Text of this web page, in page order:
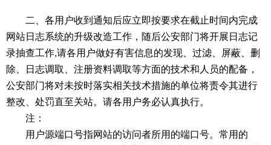
二、各用户收到通知后应立即按要求在截止时间内完成
网站日志系统的升级改造工作，随后公安部门将开展日志记
录抽查工作,请各用户做好有害信息的发现、过滤、屏蔽、删
除、日志调取、注册资料调取等方面的技术和人员的配备，
公安部门将对未按时落实相关技术措施的单位将责令其进行
整改、处罚直至关站。请各用户务必认真执行。
注：
用户源端口号指网站的访问者所用的端口号。常用的